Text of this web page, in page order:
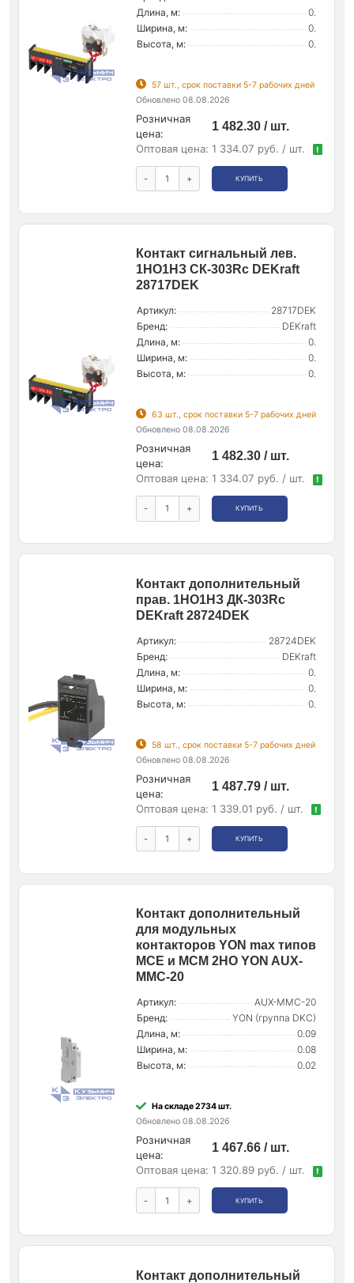
Длина, м:
0.
Ширина, м:
0.
Высота, м:
0.
57 шт., срок поставки 5-7 рабочих дней
Обновлено 08.08.2026
Розничная
цена:
1 482.30 / шт.
Оптовая цена: 1 334.07 руб. / шт. !
- + КУПИТЬ
Контакт сигнальный лев.
1НО1НЗ СК-303Rc DEKraft
28717DEK
Артикул:
28717DEK
Бренд:
DEKraft
Длина, м:
0.
Ширина, м:
0.
Высота, м:
0.
63 шт., срок поставки 5-7 рабочих дней
Обновлено 08.08.2026
Розничная
цена:
1 482.30 / шт.
Оптовая цена: 1 334.07 руб. / шт. !
- + КУПИТЬ
Контакт дополнительный
прав. 1НО1НЗ ДК-303Rc
DEKraft 28724DEK
Артикул:
28724DEK
Бренд:
DEKraft
Длина, м:
0.
Ширина, м:
0.
Высота, м:
0.
58 шт., срок поставки 5-7 рабочих дней
Обновлено 08.08.2026
Розничная
цена:
1 487.79 / шт.
Оптовая цена: 1 339.01 руб. / шт. !
- + КУПИТЬ
Контакт дополнительный
для модульных
контакторов YON max типов
MCE и MCM 2НО YON AUX-
MMC-20
Артикул:
AUX-MMC-20
Бренд:
YON (группа DKC)
Длина, м:
0.09
Ширина, м:
0.08
Высота, м:
0.02
На складе 2734 шт.
Обновлено 08.08.2026
Розничная
цена:
1 467.66 / шт.
Оптовая цена: 1 320.89 руб. / шт. !
- + КУПИТЬ
Контакт дополнительный